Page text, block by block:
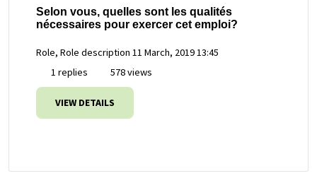
Selon vous, quelles sont les qualités
nécessaires pour exercer cet emploi?
Role, Role description 11 March, 2019 13:45
1 replies
578 views
VIEW DETAILS